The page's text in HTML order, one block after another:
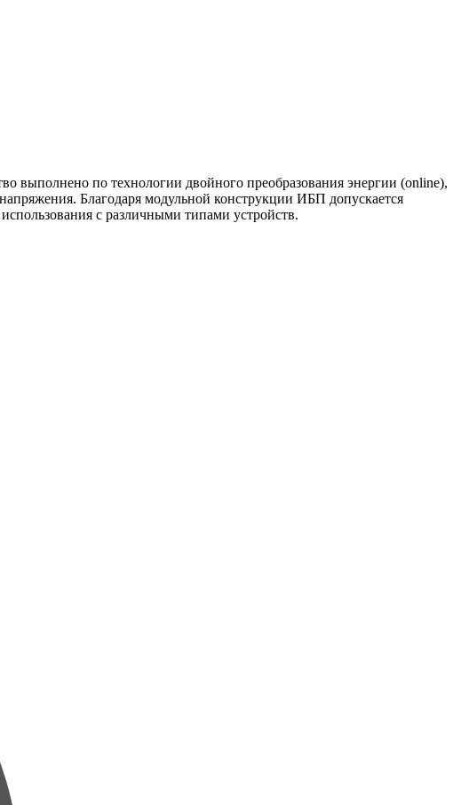
выполнено по технологии двойного преобразования энергии (online),
Благодаря модульной конструкции ИБП допускается
с различными типами устройств.